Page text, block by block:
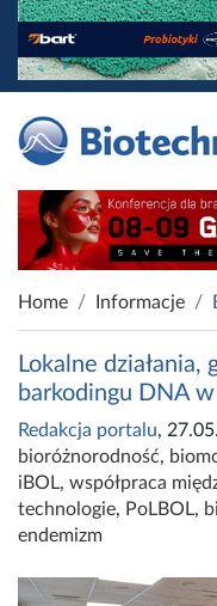
Home Informacje
Lokalne
barkodingu DNA
Redakcja portalu,
bioróżnorodność,
iBOL, współpraca
technologie, PoLBOL,
endemizm